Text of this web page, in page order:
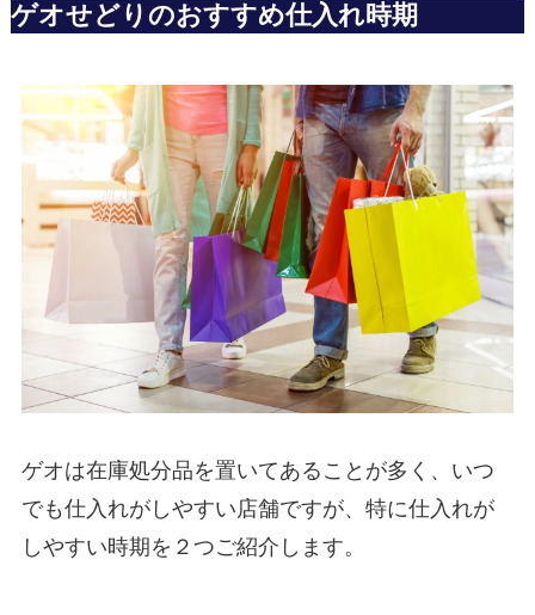
ゲオせどりのおすすめ仕入れ時期
ゲオは在庫処分品を置いてあることが多く、いつ
でも仕入れがしやすい店舗ですが、特に仕入れが
しやすい時期を２つご紹介します。